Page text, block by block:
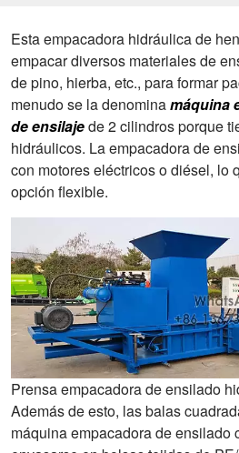
Esta empacadora hidráulica de
empacar diversos materiales de
de pino, hierba, etc., para formar
menudo se la denominamáquina
de ensilajede 2 cilindros porque
hidráulicos. La empacadora de
con motores eléctricos o diésel, lo
opción flexible.
Prensa empacadora de ensilado
Además de esto, las balas
máquina empacadora de ensilado